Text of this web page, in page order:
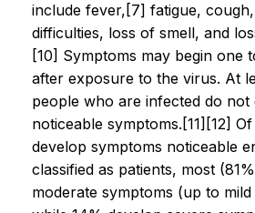
include fever,[7] fatigue,
difficulties, loss of smell, and
[10] Symptoms may begin one
after exposure to the virus. At
people who are infected do not
noticeable symptoms.[11][12]
develop symptoms noticeable
classified as patients, most
moderate symptoms (up to